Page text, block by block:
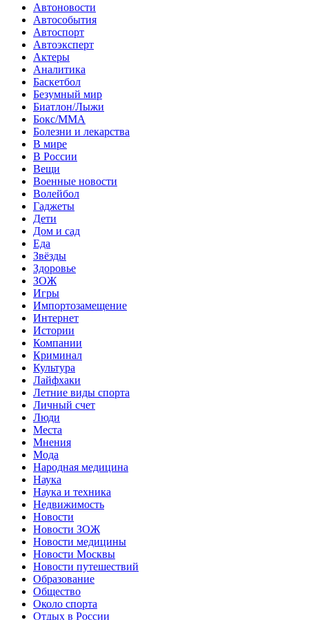
Автоновости
Автособытия
Автоспорт
Автоэксперт
Актеры
Аналитика
Баскетбол
Безумный мир
Биатлон/Лыжи
Бокс/MMA
Болезни и лекарства
В мире
В России
Вещи
Военные новости
Волейбол
Гаджеты
Дети
Дом и сад
Еда
Звёзды
Здоровье
ЗОЖ
Игры
Импортозамещение
Интернет
Истории
Компании
Криминал
Культура
Лайфхаки
Летние виды спорта
Личный счет
Люди
Места
Мнения
Мода
Народная медицина
Наука
Наука и техника
Недвижимость
Новости
Новости ЗОЖ
Новости медицины
Новости Москвы
Новости путешествий
Образование
Общество
Около спорта
Отдых в России